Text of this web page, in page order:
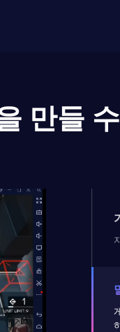
만들